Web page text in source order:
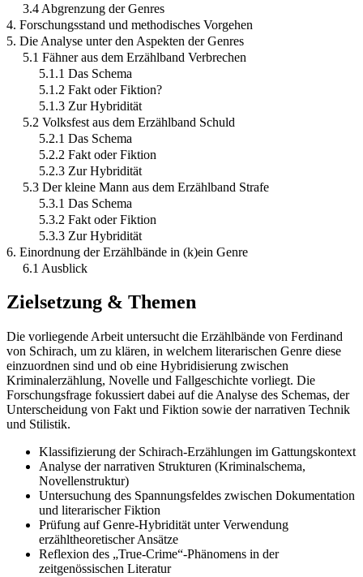
3.4 Abgrenzung der Genres
4. Forschungsstand und methodisches Vorgehen
5. Die Analyse unter den Aspekten der Genres
5.1 Fähner aus dem Erzählband Verbrechen
5.1.1 Das Schema
5.1.2 Fakt oder Fiktion?
5.1.3 Zur Hybridität
5.2 Volksfest aus dem Erzählband Schuld
5.2.1 Das Schema
5.2.2 Fakt oder Fiktion
5.2.3 Zur Hybridität
5.3 Der kleine Mann aus dem Erzählband Strafe
5.3.1 Das Schema
5.3.2 Fakt oder Fiktion
5.3.3 Zur Hybridität
6. Einordnung der Erzählbände in (k)ein Genre
6.1 Ausblick
Zielsetzung & Themen
Die vorliegende Arbeit untersucht die Erzählbände von Ferdinand
von Schirach, um zu klären, in welchem literarischen Genre diese
einzuordnen sind und ob eine Hybridisierung zwischen
Kriminalerzählung, Novelle und Fallgeschichte vorliegt. Die
Forschungsfrage fokussiert dabei auf die Analyse des Schemas, der
Unterscheidung von Fakt und Fiktion sowie der narrativen Technik
und Stilistik.
Klassifizierung der Schirach-Erzählungen im Gattungskontext
Analyse der narrativen Strukturen (Kriminalschema,
Novellenstruktur)
Untersuchung des Spannungsfeldes zwischen Dokumentation
und literarischer Fiktion
Prüfung auf Genre-Hybridität unter Verwendung
erzähltheoretischer Ansätze
Reflexion des „True-Crime“-Phänomens in der
zeitgenössischen Literatur